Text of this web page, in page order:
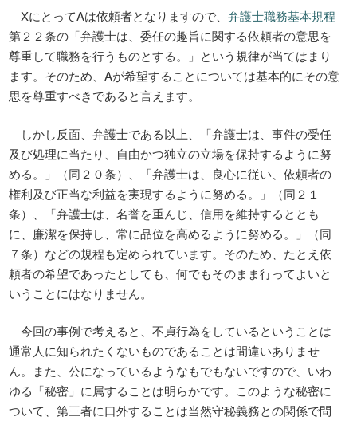
XにとってAは依頼者となりますので、弁護士職務基本規程
第２２条の「弁護士は、委任の趣旨に関する依頼者の意思を
尊重して職務を行うものとする。」という規律が当てはまり
ます。そのため、Aが希望することについては基本的にその意
思を尊重すべきであると言えます。
しかし反面、弁護士である以上、「弁護士は、事件の受任
及び処理に当たり、自由かつ独立の立場を保持するように努
める。」（同２０条）、「弁護士は、良心に従い、依頼者の
権利及び正当な利益を実現するように努める。」（同２１
条）、「弁護士は、名誉を重んじ、信用を維持するととも
に、廉潔を保持し、常に品位を高めるように努める。」（同
７条）などの規程も定められています。そのため、たとえ依
頼者の希望であったとしても、何でもそのまま行ってよいと
いうことにはなりません。
今回の事例で考えると、不貞行為をしているということは
通常人に知られたくないものであることは間違いありませ
ん。また、公になっているようなもでもないですので、いわ
ゆる「秘密」に属することは明らかです。このような秘密に
ついて、第三者に口外することは当然守秘義務との関係で問